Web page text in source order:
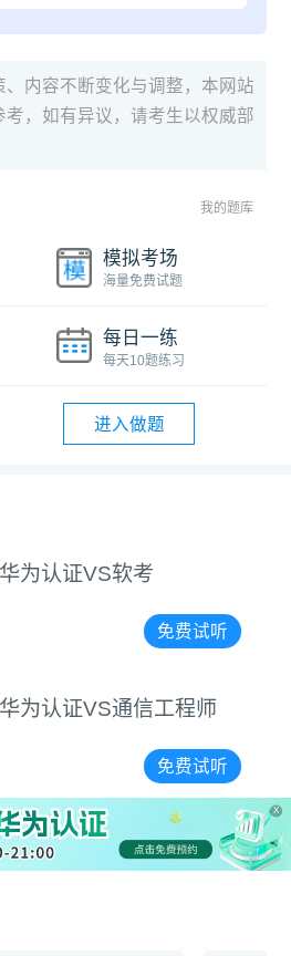
内容不断变化与调整，本网站
，如有异议，请考生以权威部
我的题库
模拟考场
海量免费试题
每日一练
每天10题练习
进入做题
华为认证VS软考
免费试听
华为认证VS通信工程师
免费试听
X